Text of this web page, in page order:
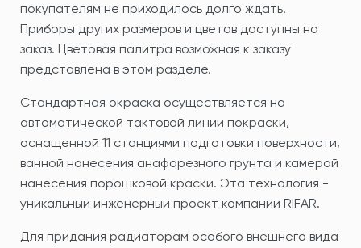
покупателям не приходилось долго ждать.
Приборы других размеров и цветов доступны на
заказ. Цветовая палитра возможная к заказу
представлена в этом разделе.
Стандартная окраска осуществляется на
автоматической тактовой линии покраски,
оснащенной 11 станциями подготовки поверхности,
ванной нанесения анафорезного грунта и камерой
нанесения порошковой краски. Эта технология -
уникальный инженерный проект компании RIFAR.
Для придания радиаторам особого внешнего вида